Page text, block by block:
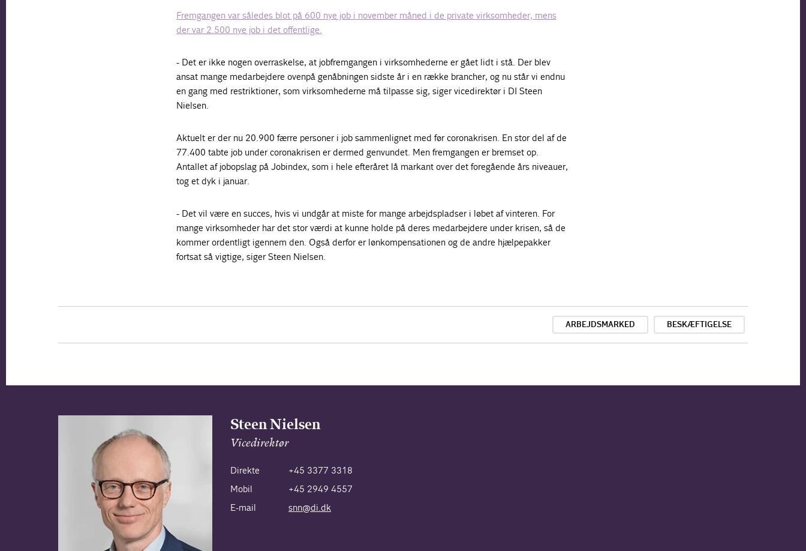
Fremgangen var således blot på 600 nye job i november måned i de private virksomheder, mens
der var 2.500 nye job i det offentlige.
- Det er ikke nogen overraskelse, at jobfremgangen i virksomhederne er gået lidt i stå. Der blev
ansat mange medarbejdere ovenpå genåbningen sidste år i en række brancher, og nu står vi endnu
en gang med restriktioner, som virksomhederne må tilpasse sig, siger vicedirektør i DI Steen
Nielsen.
Aktuelt er der nu 20.900 færre personer i job sammenlignet med før coronakrisen. En stor del af de
77.400 tabte job under coronakrisen er dermed genvundet. Men fremgangen er bremset op.
Antallet af jobopslag på Jobindex, som i hele efteråret lå markant over det foregående års niveauer,
tog et dyk i januar.
- Det vil være en succes, hvis vi undgår at miste for mange arbejdspladser i løbet af vinteren. For
mange virksomheder har det stor værdi at kunne holde på deres medarbejdere under krisen, så de
kommer ordentligt igennem den. Også derfor er lønkompensationen og de andre hjælpepakker
fortsat så vigtige, siger Steen Nielsen.
ARBEJDSMARKED BESKÆFTIGELSE
Steen Nielsen
Vicedirektør
Direkte
+45 3377 3318
Mobil
+45 2949 4557
E-mail
snn@di.dk